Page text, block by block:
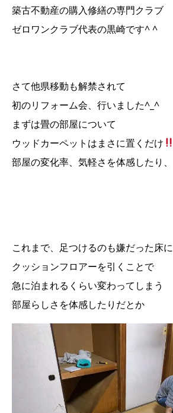
築古不動産の購入修繕の専門クラブ
ゼロワンクラブ代表の黒崎です^ ^
さて他県移動も解禁されて
初のリフォーム会、行いました^_^
まずは畳の部屋について
ウッドカーペットはまさに置くだけ
部屋の変化率、気軽さを体感したり、
これまで、足つけるのも嫌だった床に
クッションフロアーを引くことで
急に泊まれるくらい変わってしまう
部屋らしさを体感したりだとか